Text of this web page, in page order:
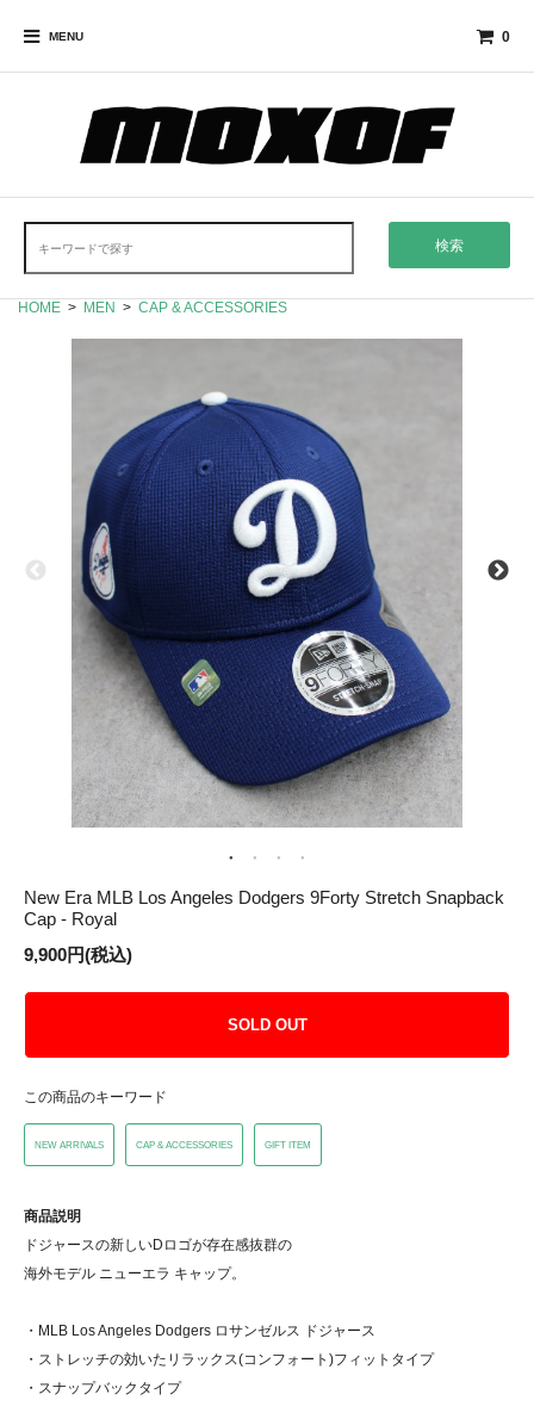
MENU 0
検索
HOME > MEN > CAP & ACCESSORIES
New Era MLB Los Angeles Dodgers 9Forty Stretch Snapback
Cap - Royal
9,900円(税込)
SOLD OUT
この商品のキーワード
NEW ARRIVALS CAP & ACCESSORIES GIFT ITEM
商品説明
ドジャースの新しいDロゴが存在感抜群の
海外モデル ニューエラ キャップ。
・MLB Los Angeles Dodgers ロサンゼルス ドジャース
・ストレッチの効いたリラックス(コンフォート)フィットタイプ
・スナップバックタイプ